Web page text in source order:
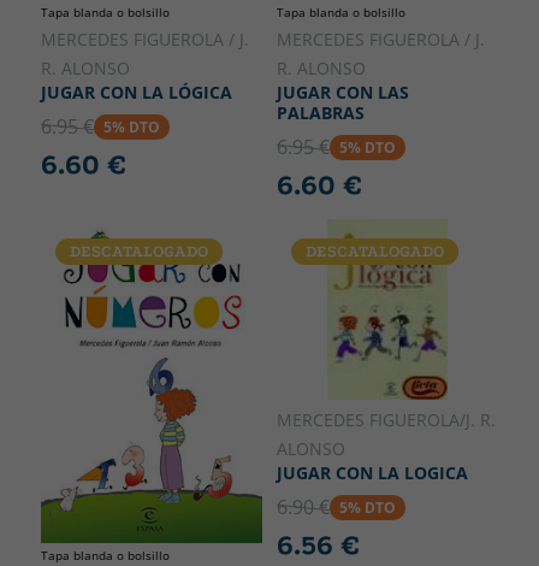
Tapa blanda o bolsillo
MERCEDES FIGUEROLA / J.
R. ALONSO
JUGAR CON LA LÓGICA
6.95 € 5% DTO
6.60 €
Tapa blanda o bolsillo
MERCEDES FIGUEROLA / J.
R. ALONSO
JUGAR CON LAS
PALABRAS
6.95 € 5% DTO
6.60 €
DESCATALOGADO
Tapa blanda o bolsillo
DESCATALOGADO
MERCEDES FIGUEROLA/J. R.
ALONSO
JUGAR CON LA LOGICA
6.90 € 5% DTO
6.56 €